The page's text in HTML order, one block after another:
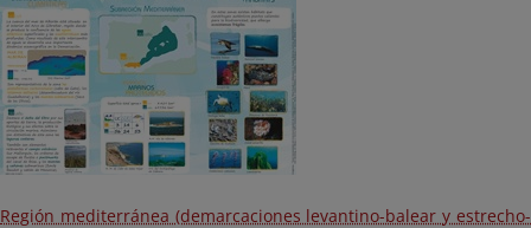
Región mediterránea (demarcaciones levantino-balear y estrecho-